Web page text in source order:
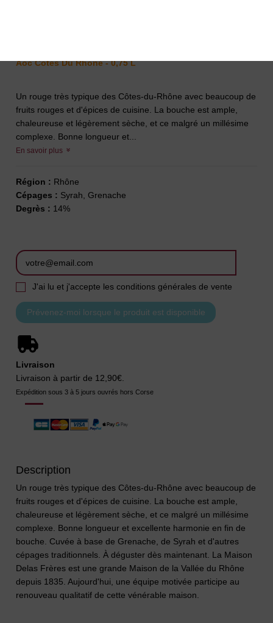
Aoc Cotes Du Rhone - 0,75 L
Un rouge très typique des Côtes-du-Rhône avec beaucoup de
fruits rouges et d'épices de cuisine. La bouche est ample,
chaleureuse et légèrement sèche, et ce malgré un millésime
complexe. Bonne longueur et...
En savoir plus
Région : Rhône
Cépages : Syrah, Grenache
Degrès : 14%
J'ai lu et j'accepte les conditions générales de vente
Livraison
Livraison à partir de 12,90€.
Expédition sous 3 à 5 jours ouvrés hors Corse
Description
Un rouge très typique des Côtes-du-Rhône avec beaucoup de
fruits rouges et d'épices de cuisine. La bouche est ample,
chaleureuse et légèrement sèche, et ce malgré un millésime
complexe. Bonne longueur et excellente harmonie en fin de
bouche. Cuvée à base de Grenache, de Syrah et d'autres
cépages traditionnels. À déguster dès maintenant. La Maison
Delas Frères est une grande Maison de la Vallée du Rhône
depuis 1835. Aujourd'hui, une équipe motivée participe au
renouveau qualitatif de cette vénérable maison.